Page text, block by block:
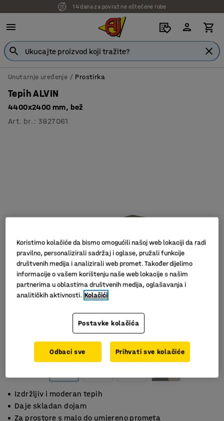
14 dana za povrat ne oštećene robe
7 godina garancije
Unutarnje uređenje Prostirka
Tepih ALVIN
4400x2400 mm, bež
Art. br. : 3827061
Izdržljiv i moderan tepih
Daje skladan dojam
Za prostore s malo do umjereno prometa
Koristimo kolačiće da bismo omogućili našoj web lokaciji da radi
pravilno, personalizirali sadržaj i oglase, pružali funkcije
društvenih medija i analizirali web promet. Također dijelimo
informacije o vašem korištenju naše web lokacije s našim
partnerima u oblastima društvenih medija, oglašavanja i
analitičkih aktivnosti. Kolačići
Postavke kolačića
Odbaci sve Prihvati sve kolačiće